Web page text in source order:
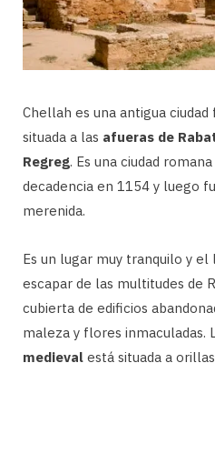
Chellah es una antigua
situada a las afueras de
Regreg. Es una ciudad
decadencia en 1154 y luego
merenida.
Es un lugar muy tranquilo y
escapar de las multitudes de
cubierta de edificios
maleza y flores inmaculadas.
medieval está situada a